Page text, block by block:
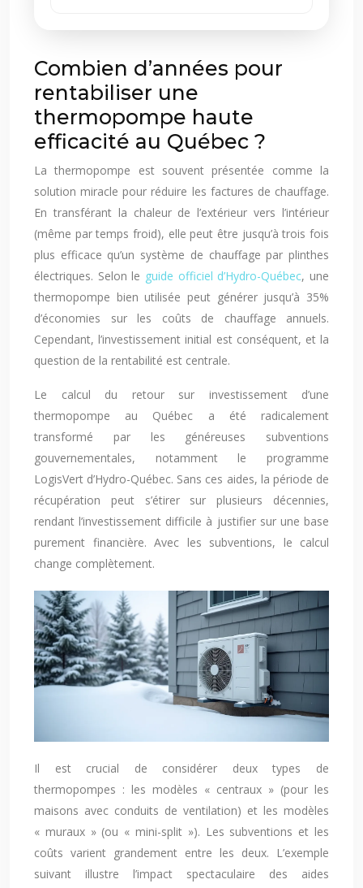
Combien d’années pour
rentabiliser une
thermopompe haute
efficacité au Québec ?
La thermopompe est souvent présentée comme la
solution miracle pour réduire les factures de chauffage.
En transférant la chaleur de l’extérieur vers l’intérieur
(même par temps froid), elle peut être jusqu’à trois fois
plus efficace qu’un système de chauffage par plinthes
électriques. Selon le guide officiel d’Hydro-Québec, une
thermopompe bien utilisée peut générer jusqu’à 35%
d’économies sur les coûts de chauffage annuels.
Cependant, l’investissement initial est conséquent, et la
question de la rentabilité est centrale.
Le calcul du retour sur investissement d’une
thermopompe au Québec a été radicalement
transformé par les généreuses subventions
gouvernementales, notamment le programme
LogisVert d’Hydro-Québec. Sans ces aides, la période de
récupération peut s’étirer sur plusieurs décennies,
rendant l’investissement difficile à justifier sur une base
purement financière. Avec les subventions, le calcul
change complètement.
Il est crucial de considérer deux types de
thermopompes : les modèles « centraux » (pour les
maisons avec conduits de ventilation) et les modèles
« muraux » (ou « mini-split »). Les subventions et les
coûts varient grandement entre les deux. L’exemple
suivant illustre l’impact spectaculaire des aides